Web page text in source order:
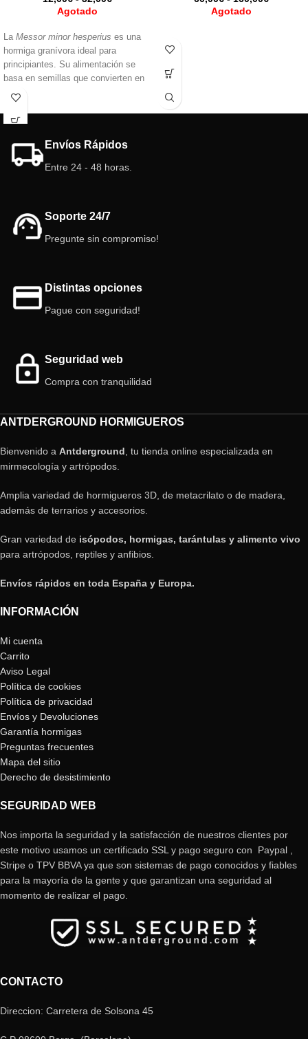
Agotado
La Messor minor hesperius es una
hormiga granívora ideal para
principiantes. Su alimentación se
basa en semillas que convierten en
una pasta llamada “pan de hormiga”.
comportamiento activo, esta especie
para observar el mundo de las
hormigas.
Agotado
Envíos Rápidos
Entre 24 - 48 horas.
Soporte 24/7
Pregunte sin compromiso!
Distintas opciones
Pague con seguridad!
Seguridad web
Compra con tranquilidad
ANTDERGROUND HORMIGUEROS
Bienvenido a Antderground , tu tienda online especializada en
mirmecología y artrópodos.
Amplia variedad de hormigueros 3D, de metacrilato o de madera,
además de terrarios y accesorios.
Gran variedad de isópodos, hormigas, tarántulas y alimento vivo
para artrópodos, reptiles y anfibios.
Envíos rápidos en toda España y Europa.
INFORMACIÓN
Mi cuenta
Carrito
Aviso Legal
Política de cookies
Política de privacidad
Envíos y Devoluciones
Garantía hormigas
Preguntas frecuentes
Mapa del sitio
Derecho de desistimiento
SEGURIDAD WEB
Nos importa la seguridad y la satisfacción de nuestros clientes por
este motivo usamos un certificado SSL y pago seguro con Paypal ,
Stripe o TPV BBVA ya que son sistemas de pago conocidos y fiables
para la mayoría de la gente y que garantizan una seguridad al
momento de realizar el pago.
CONTACTO
Direccion: Carretera de Solsona 45